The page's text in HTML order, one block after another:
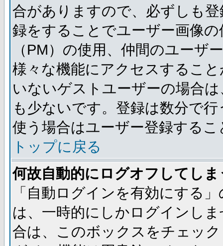
合がありますので、必ずしも
録をすることでユーザー画像
（PM）の使用、仲間のユーザ
様々な機能にアクセスするこ
いないゲストユーザーの場合
も少ないです。登録は数分で
使う場合はユーザー登録する
トップに戻る
何故自動的にログオフしてし
「自動ログインを有効にする
は、一時的にしかログインし
合は、このボックスをチェッ